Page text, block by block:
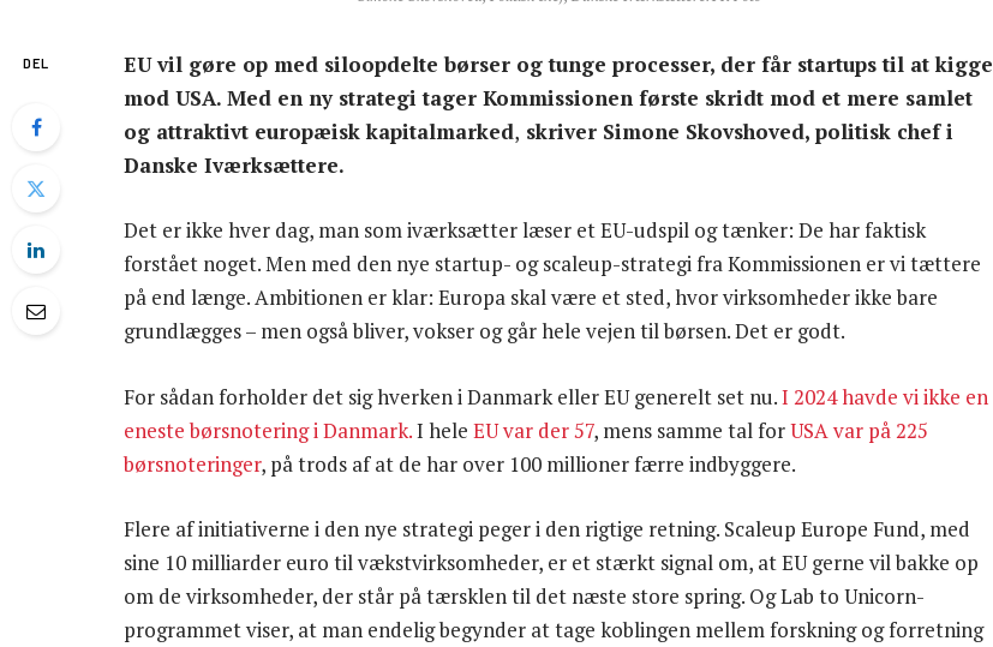
DEL
EU vil gøre op med siloopdelte børser og tunge processer, der får startups til at kigge
mod USA. Med en ny strategi tager Kommissionen første skridt mod et mere samlet
og attraktivt europæisk kapitalmarked, skriver Simone Skovshoved, politisk chef i
Danske Iværksættere.
Det er ikke hver dag, man som iværksætter læser et EU-udspil og tænker: De har faktisk
forstået noget. Men med den nye startup- og scaleup-strategi fra Kommissionen er vi tættere
på end længe. Ambitionen er klar: Europa skal være et sted, hvor virksomheder ikke bare
grundlægges – men også bliver, vokser og går hele vejen til børsen. Det er godt.
For sådan forholder det sig hverken i Danmark eller EU generelt set nu.I 2024 havde vi ikke en
eneste børsnotering i Danmark.I hele EU var der 57, mens samme tal forUSA var på 225
børsnoteringer, på trods af at de har over 100 millioner færre indbyggere.
Flere af initiativerne i den nye strategi peger i den rigtige retning. Scaleup Europe Fund, med
sine 10 milliarder euro til vækstvirksomheder, er et stærkt signal om, at EU gerne vil bakke op
om de virksomheder, der står på tærsklen til det næste store spring. Og Lab to Unicorn-
programmet viser, at man endelig begynder at tage koblingen mellem forskning og forretning